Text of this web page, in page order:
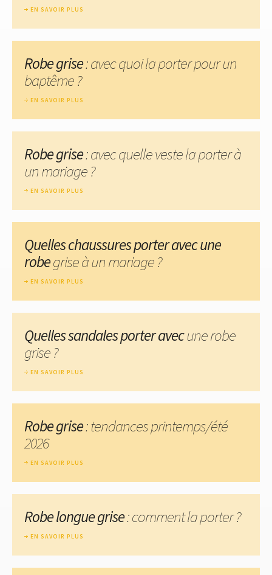
EN SAVOIR PLUS
Robe grise: avec quoi la porter pour un
baptême ?
EN SAVOIR PLUS
Robe grise: avec quelle veste la porter à
un mariage ?
EN SAVOIR PLUS
Quelles chaussures porter avec une
robegrise à un mariage ?
EN SAVOIR PLUS
Quelles sandales porter avecune robe
grise ?
EN SAVOIR PLUS
Robe grise: tendances printemps/été
2026
EN SAVOIR PLUS
Robe longue grise: comment la porter ?
EN SAVOIR PLUS